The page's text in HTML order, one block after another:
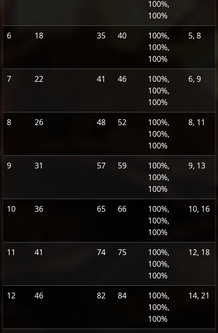
100%,
100%
6 18 35 40
100%,
100%,
100%
5, 8
7 22 41 46
100%,
100%,
100%
6, 9
8 26 48 52
100%,
100%,
100%
8, 11
9 31 57 59
100%,
100%,
100%
9, 13
10 36 65 66
100%,
100%,
100%
10, 16
11 41 74 75
100%,
100%,
100%
12, 18
12 46 82 84
100%,
100%,
100%
14, 21